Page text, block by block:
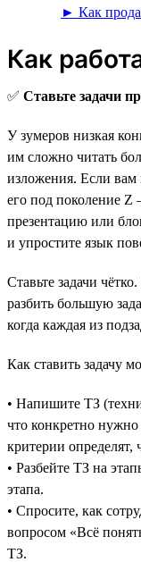
► Как
Как
✅ Ставьте задачи
У зумеров низкая
им сложно читать
изложения. Если вам
его под поколение Z
презентацию или
и упростите язык
Ставьте задачи
разбить большую
когда каждая из
Как ставить задачу
• Напишите ТЗ
что конкретно нужно
критерии определят,
• Разбейте ТЗ на
этапа.
• Спросите, как
вопросом «‎Всё
ТЗ.